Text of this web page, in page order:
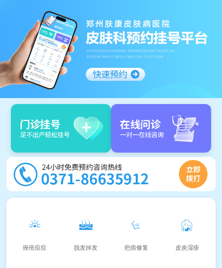
痤疮痘痘 脱发掉发 疤痕修复 皮炎湿疹